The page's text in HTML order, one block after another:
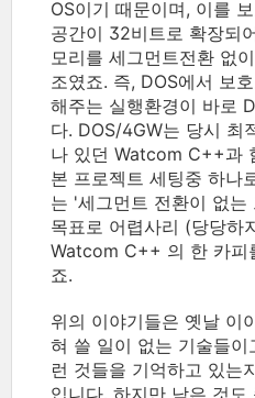
OS이기 때문이며, 이를
공간이 32비트로 확장되
모리를 세그먼트전환 없
조였죠. 즉, DOS에서 보
해주는 실행환경이 바로
다. DOS/4GW는 당시 최
나 있던 Watcom C++과
본 프로젝트 세팅중 하나
는 '세그먼트 전환이 없는
목표로 어렵사리 (당당하
Watcom C++ 의 한 카피
죠.
위의 이야기들은 옛날 이
혀 쓸 일이 없는 기술들이
런 것들을 기억하고 있는
입니다. 하지만 남은 것